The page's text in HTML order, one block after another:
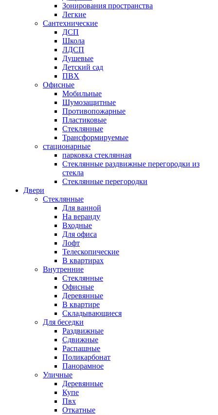
Зонирования пространства
Легкие
Сантехнические
ДСП
Школа
ЛДСП
Душевые
Детский сад
ПВХ
Офисные
Мобильные
Шумозащитные
Противопожарные
Пластиковые
Стеклянные
Трансформируемые
стационарные
парковка стеклянная
Стеклянные раздвижные перегородки из
стекла
Стеклянные перегородки
Двери
Стеклянные
Для ванной
На веранду
Входные
Для офиса
Лофт
Телескопические
В квартирах
Внутренние
Стеклянные
Офисные
Деревянные
В квартире
Складывающиеся
Для беседки
Раздвижные
Сдвижные
Распашные
Поликарбонат
Панорамное
Уличные
Деревянные
Купе
Пвх
Откатные